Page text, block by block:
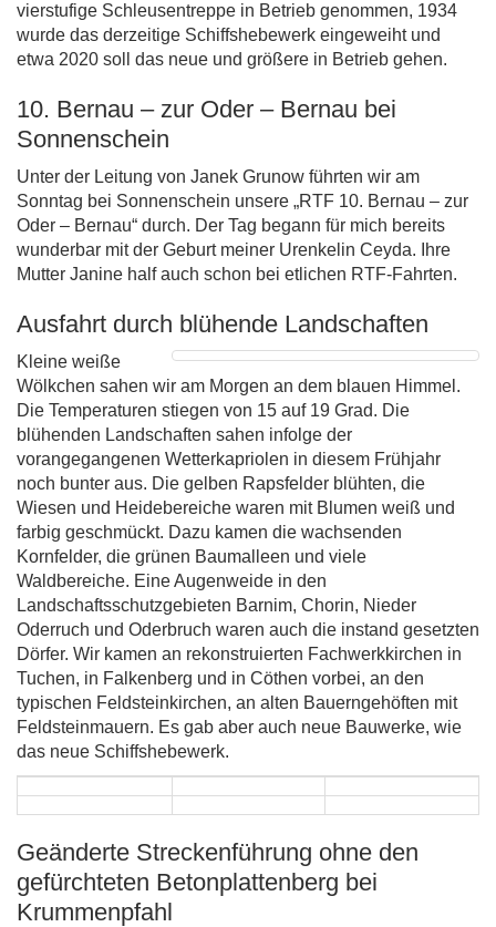
vierstufige Schleusentreppe in Betrieb genommen, 1934
wurde das derzeitige Schiffshebewerk eingeweiht und
etwa 2020 soll das neue und größere in Betrieb gehen.
10. Bernau – zur Oder – Bernau bei
Sonnenschein
Unter der Leitung von Janek Grunow führten wir am
Sonntag bei Sonnenschein unsere „RTF 10. Bernau – zur
Oder – Bernau“ durch. Der Tag begann für mich bereits
wunderbar mit der Geburt meiner Urenkelin Ceyda. Ihre
Mutter Janine half auch schon bei etlichen RTF-Fahrten.
Ausfahrt durch blühende Landschaften
Kleine weiße
Wölkchen sahen wir am Morgen an dem blauen Himmel.
Die Temperaturen stiegen von 15 auf 19 Grad. Die
blühenden Landschaften sahen infolge der
vorangegangenen Wetterkapriolen in diesem Frühjahr
noch bunter aus. Die gelben Rapsfelder blühten, die
Wiesen und Heidebereiche waren mit Blumen weiß und
farbig geschmückt. Dazu kamen die wachsenden
Kornfelder, die grünen Baumalleen und viele
Waldbereiche. Eine Augenweide in den
Landschaftsschutzgebieten Barnim, Chorin, Nieder
Oderruch und Oderbruch waren auch die instand gesetzten
Dörfer. Wir kamen an rekonstruierten Fachwerkkirchen in
Tuchen, in Falkenberg und in Cöthen vorbei, an den
typischen Feldsteinkirchen, an alten Bauerngehöften mit
Feldsteinmauern. Es gab aber auch neue Bauwerke, wie
das neue Schiffshebewerk.
Geänderte Streckenführung ohne den
gefürchteten Betonplattenberg bei
Krummenpfahl